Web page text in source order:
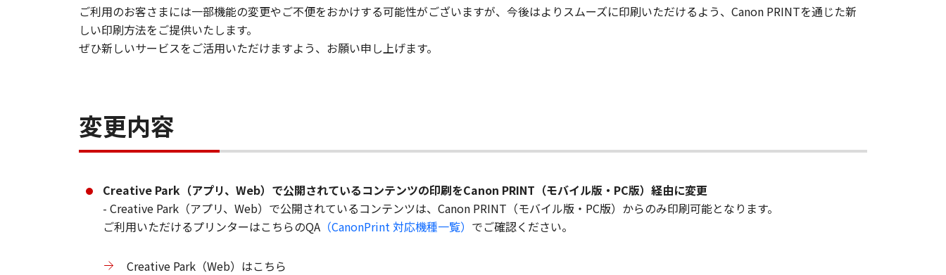
ご利用のお客さまには一部機能の変更やご不便をおかけする可能性がございますが、今後はよりスムーズに印刷いただけるよう、Canon PRINTを通じた新
しい印刷方法をご提供いたします。
ぜひ新しいサービスをご活用いただけますよう、お願い申し上げます。
変更内容
Creative Park（アプリ、Web）で公開されているコンテンツの印刷をCanon PRINT（モバイル版・PC版）経由に変更
- Creative Park（アプリ、Web）で公開されているコンテンツは、Canon PRINT（モバイル版・PC版）からのみ印刷可能となります。
ご利用いただけるプリンターはこちらのQA （CanonPrint 対応機種一覧） でご確認ください。
Creative Park（Web）はこちら